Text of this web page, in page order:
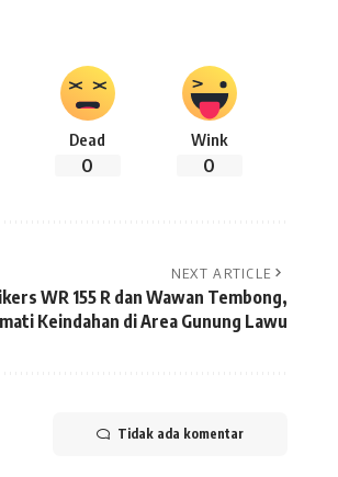
Dead
0
Wink
0
NEXT ARTICLE
WR 155 R dan Wawan Tembong,
Keindahan di Area Gunung Lawu
Tidak ada komentar